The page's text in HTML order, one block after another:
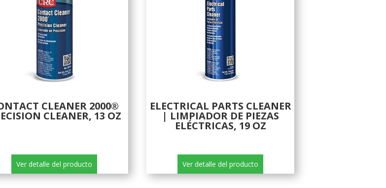
CLEANER 2000®
CLEANER, 13 OZ
Ver detalle del producto
ELECTRICAL PARTS CLEANER
| LIMPIADOR DE PIEZAS
ELÉCTRICAS, 19 OZ
Ver detalle del producto